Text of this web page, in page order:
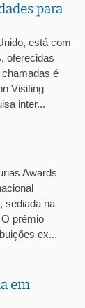
para
está com
oferecidas
é
Visiting
inter...
Awards
sediada na
prêmio
ex...
em